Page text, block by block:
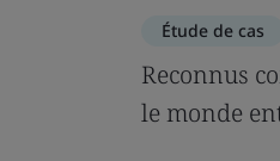
Étude de cas
Reconnus
le monde